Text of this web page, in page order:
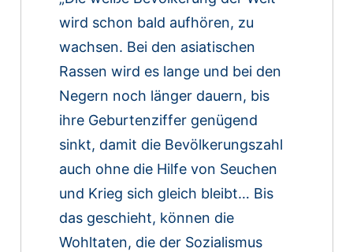
wird schon bald aufhören, zu
wachsen. Bei den asiatischen
Rassen wird es lange und bei den
Negern noch länger dauern, bis
ihre Geburtenziffer genügend
sinkt, damit die Bevölkerungszahl
auch ohne die Hilfe von Seuchen
und Krieg sich gleich bleibt… Bis
das geschieht, können die
Wohltaten, die der Sozialismus